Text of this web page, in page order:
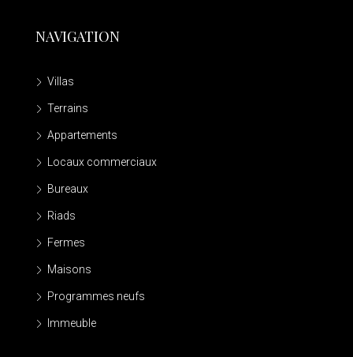
NAVIGATION
Villas
Terrains
Appartements
Locaux commerciaux
Bureaux
Riads
Fermes
Maisons
Programmes neufs
Immeuble